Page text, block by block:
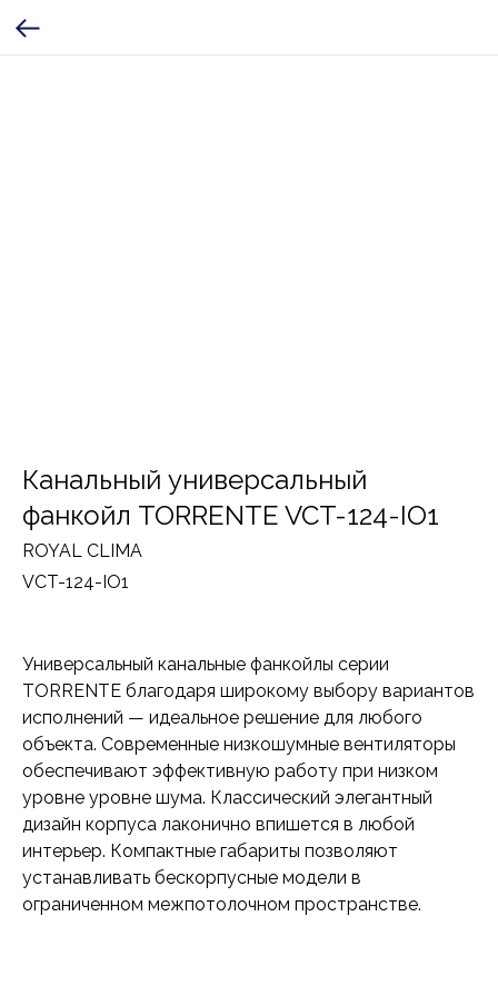
Канальный универсальный
фанкойл TORRENTE VCT-124-IO1
ROYAL CLIMA
VCT-124-IO1
Универсальный канальные фанкойлы серии
TORRENTE благодаря широкому выбору вариантов
исполнений — идеальное решение для любого
объекта. Современные низкошумные вентиляторы
обеспечивают эффективную работу при низком
уровне уровне шума. Классический элегантный
дизайн корпуса лаконично впишется в любой
интерьер. Компактные габариты позволяют
устанавливать бескорпусные модели в
ограниченном межпотолочном пространстве.